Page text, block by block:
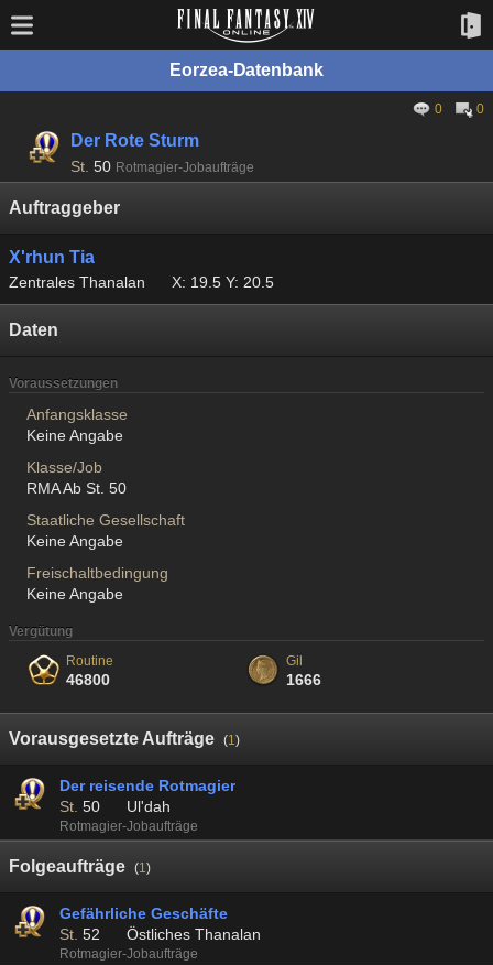
Eorzea-Datenbank
0 0
Der Rote Sturm
St. 50 Rotmagier-Jobaufträge
Auftraggeber
X'rhun Tia
Zentrales Thanalan X: 19.5 Y: 20.5
Daten
Voraussetzungen
Anfangsklasse
Keine Angabe
Klasse/Job
RMA Ab St. 50
Staatliche Gesellschaft
Keine Angabe
Freischaltbedingung
Keine Angabe
Vergütung
Routine
46800
Gil
1666
Vorausgesetzte Aufträge (1)
Der reisende Rotmagier
St. 50 Ul'dah
Rotmagier-Jobaufträge
Folgeaufträge (1)
Gefährliche Geschäfte
St. 52 Östliches Thanalan
Rotmagier-Jobaufträge